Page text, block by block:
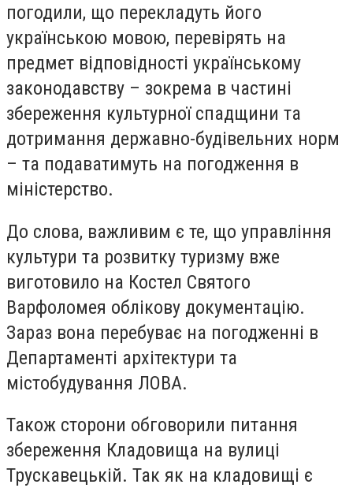
погодили, що перекладуть його
українською мовою, перевірять на
предмет відповідності українському
законодавству – зокрема в частині
збереження культурної спадщини та
дотримання державно-будівельних норм
– та подаватимуть на погодження в
міністерство.
До слова, важливим є те, що управління
культури та розвитку туризму вже
виготовило на Костел Святого
Варфоломея облікову документацію.
Зараз вона перебуває на погодженні в
Департаменті архітектури та
містобудування ЛОВА.
Також сторони обговорили питання
збереження Кладовища на вулиці
Трускавецькій. Так як на кладовищі є